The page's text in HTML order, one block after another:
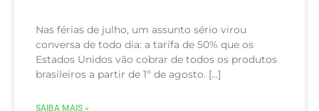
Nas férias de julho, um assunto sério virou
conversa de todo dia: a tarifa de 50% que os
Estados Unidos vão cobrar de todos os produtos
brasileiros a partir de 1º de agosto. […]
SAIBA MAIS »